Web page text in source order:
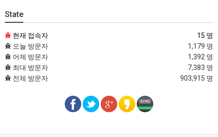
State
현재 접속자
15 명
오늘 방문자
1,179 명
어제 방문자
1,392 명
최대 방문자
7,383 명
전체 방문자
903,915 명